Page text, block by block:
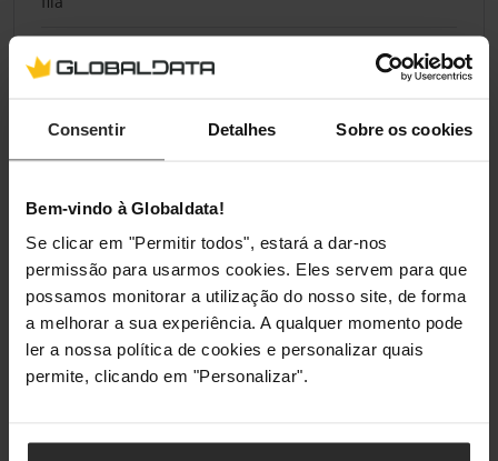
Consentir Detalhes Sobre os cookies
Bem-vindo à Globaldata!
Se clicar em "Permitir todos", estará a dar-nos
permissão para usarmos cookies. Eles servem para que
possamos monitorar a utilização do nosso site, de forma
a melhorar a sua experiência. A qualquer momento pode
ler a nossa política de cookies e personalizar quais
permite, clicando em "Personalizar".
Características Multicast
Apoio Multicast Sim
Montagem em
prateleira
Sim
Forma 1U
Cor do produto Preto